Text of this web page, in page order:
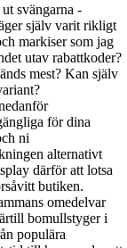
svängarna -
själv varit rikligt
markiser som jag
utav rabattkoder?
mest? Kan själv
för dina
ni
alternativt
därför att lotsa
butiken.
omedelvar
bomullstyger i
populära